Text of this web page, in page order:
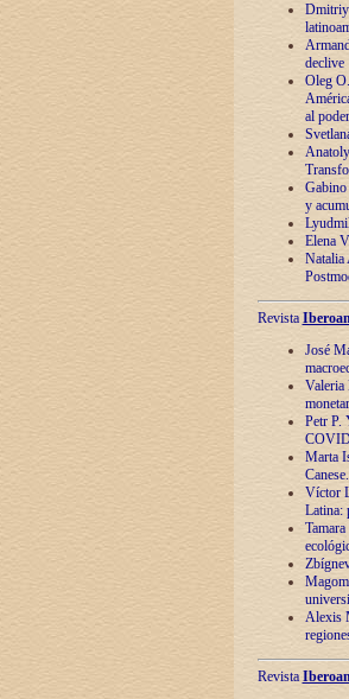
Dmitriy
declive
Oleg
al poder
y
Elena
Natalia
Revista
José
Valeria
Petr P.
Marta
Víctor
Latina:
Alexis
Revista